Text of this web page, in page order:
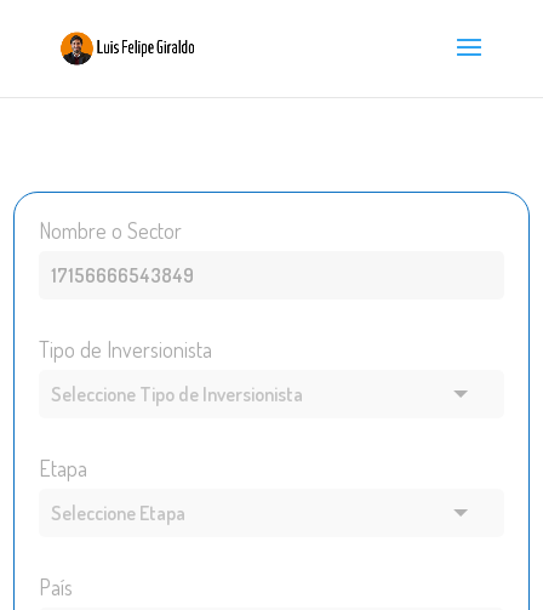
Nombre o Sector
Tipo de Inversionista
Etapa
País